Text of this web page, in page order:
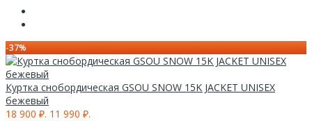
-37%
Куртка снобордическая GSOU SNOW 15K JACKET UNISEX
бежевый
18 900 ₽. 11 990 ₽.